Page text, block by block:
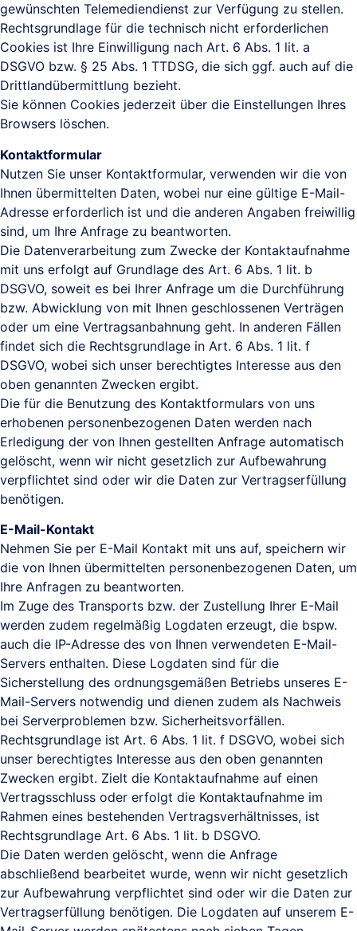
gewünschten Telemediendienst zur Verfügung zu stellen.
Rechtsgrundlage für die technisch nicht erforderlichen
Cookies ist Ihre Einwilligung nach Art. 6 Abs. 1 lit. a
DSGVO bzw. § 25 Abs. 1 TTDSG, die sich ggf. auch auf die
Drittlandübermittlung bezieht.
Sie können Cookies jederzeit über die Einstellungen Ihres
Browsers löschen.
Kontaktformular
Nutzen Sie unser Kontaktformular, verwenden wir die von
Ihnen übermittelten Daten, wobei nur eine gültige E-Mail-
Adresse erforderlich ist und die anderen Angaben freiwillig
sind, um Ihre Anfrage zu beantworten.
Die Datenverarbeitung zum Zwecke der Kontaktaufnahme
mit uns erfolgt auf Grundlage des Art. 6 Abs. 1 lit. b
DSGVO, soweit es bei Ihrer Anfrage um die Durchführung
bzw. Abwicklung von mit Ihnen geschlossenen Verträgen
oder um eine Vertragsanbahnung geht. In anderen Fällen
findet sich die Rechtsgrundlage in Art. 6 Abs. 1 lit. f
DSGVO, wobei sich unser berechtigtes Interesse aus den
oben genannten Zwecken ergibt.
Die für die Benutzung des Kontaktformulars von uns
erhobenen personenbezogenen Daten werden nach
Erledigung der von Ihnen gestellten Anfrage automatisch
gelöscht, wenn wir nicht gesetzlich zur Aufbewahrung
verpflichtet sind oder wir die Daten zur Vertragserfüllung
benötigen.
E-Mail-Kontakt
Nehmen Sie per E-Mail Kontakt mit uns auf, speichern wir
die von Ihnen übermittelten personenbezogenen Daten, um
Ihre Anfragen zu beantworten.
Im Zuge des Transports bzw. der Zustellung Ihrer E-Mail
werden zudem regelmäßig Logdaten erzeugt, die bspw.
auch die IP-Adresse des von Ihnen verwendeten E-Mail-
Servers enthalten. Diese Logdaten sind für die
Sicherstellung des ordnungsgemäßen Betriebs unseres E-
Mail-Servers notwendig und dienen zudem als Nachweis
bei Serverproblemen bzw. Sicherheitsvorfällen.
Rechtsgrundlage ist Art. 6 Abs. 1 lit. f DSGVO, wobei sich
unser berechtigtes Interesse aus den oben genannten
Zwecken ergibt. Zielt die Kontaktaufnahme auf einen
Vertragsschluss oder erfolgt die Kontaktaufnahme im
Rahmen eines bestehenden Vertragsverhältnisses, ist
Rechtsgrundlage Art. 6 Abs. 1 lit. b DSGVO.
Die Daten werden gelöscht, wenn die Anfrage
abschließend bearbeitet wurde, wenn wir nicht gesetzlich
zur Aufbewahrung verpflichtet sind oder wir die Daten zur
Vertragserfüllung benötigen. Die Logdaten auf unserem E-